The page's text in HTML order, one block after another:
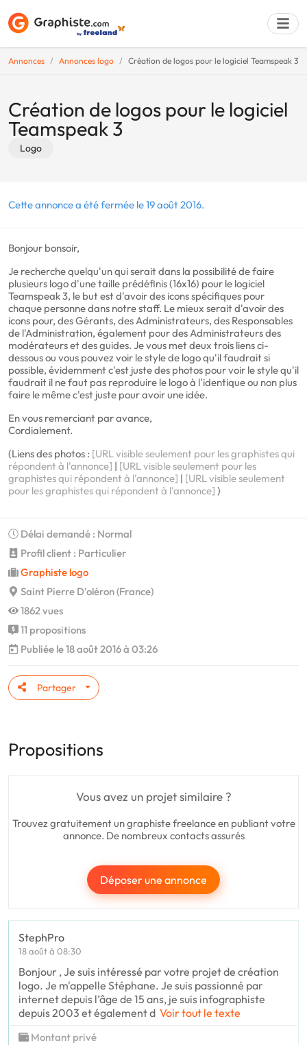
Annonces Annonces logo Création de logos pour le logiciel Teamspeak 3
Création de logos pour le logiciel
Teamspeak 3
Logo
Cette annonce a été fermée le 19 août 2016.
Bonjour bonsoir,
Je recherche quelqu'un qui serait dans la possibilité de faire
plusieurs logo d'une taille prédéfinis (16x16) pour le logiciel
Teamspeak 3, le but est d'avoir des icons spécifiques pour
chaque personne dans notre staff. Le mieux serait d'avoir des
icons pour, des Gérants, des Administrateurs, des Responsables
de l'Administration, également pour des Administrateurs des
modérateurs et des guides. Je vous met deux trois liens ci-
dessous ou vous pouvez voir le style de logo qu'il faudrait si
possible, évidemment c'est juste des photos pour voir le style qu'il
faudrait il ne faut pas reproduire le logo à l'identique ou non plus
faire le même c'est juste pour avoir une idée.
En vous remerciant par avance,
Cordialement.
(Liens des photos : [URL visible seulement pour les graphistes qui
répondent à l'annonce] | [URL visible seulement pour les
graphistes qui répondent à l'annonce] | [URL visible seulement
pour les graphistes qui répondent à l'annonce] )
Délai demandé : Normal
Profil client : Particulier
Graphiste logo
Saint Pierre D'oléron (France)
1862 vues
11 propositions
Publiée le 18 août 2016 à 03:26
Partager
Propositions
Vous avez un projet similaire ?
Trouvez gratuitement un graphiste freelance en publiant votre
annonce. De nombreux contacts assurés
Déposer une annonce
StephPro
18 août à 08:30
Bonjour , Je suis intéressé par votre projet de création
logo. Je m'appelle Stéphane. Je suis passionné par
internet depuis l’âge de 15 ans, je suis infographiste
depuis 2003 et également d Voir tout le texte
Montant privé